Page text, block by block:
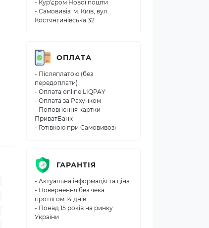
- Кур'єром Нової пошти
- Самовивіз: м. Київ, вул.
Костянтинівська 32
ОПЛАТА
- Післяплатою (без
передоплати)
- Оплата online LIQPAY
- Оплата за Рахунком
- Поповнення картки
ПриватБанк
- Готівкою при Самовивозі
ГАРАНТІЯ
- Актуальна інформація та ціна
- Повернення без чека
протягом 14 днів
- Понад 15 років на ринку
України